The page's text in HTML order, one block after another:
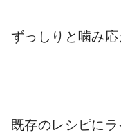
ずっしりと噛み応
既存のレシピに